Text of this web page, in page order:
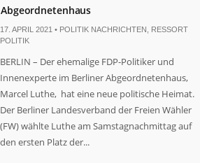
Abgeordnetenhaus
17. APRIL 2021 • POLITIK NACHRICHTEN
RESSORT
POLITIK
BERLIN – Der ehemalige FDP-Politiker und
Innenexperte im Berliner Abgeordnetenhaus,
Marcel Luthe, hat eine neue politische Heimat.
Der Berliner Landesverband der Freien Wähler
(FW) wählte Luthe am Samstagnachmittag auf
den ersten Platz der...